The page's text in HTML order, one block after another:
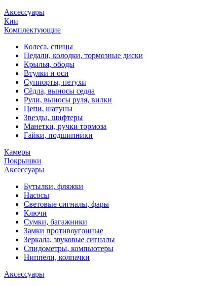
Аксессуары
Кии
Комплектующие
Колеса, спицы
Педали, колодки, тормозные диски
Крылья, ободы
Втулки и оси
Суппорты, петухи
Сёдла, выносы седла
Рули, выносы руля, вилки
Цепи, шатуны
Звезды, шифтеры
Манетки, ручки тормоза
Гайки, подшипники
Камеры
Покрышки
Аксессуары
Бутылки, фляжки
Насосы
Световые сигналы, фары
Ключи
Сумки, багажники
Замки противоугонные
Зеркала, звуковые сигналы
Спидометры, компьютеры
Ниппели, колпачки
Аксессуары